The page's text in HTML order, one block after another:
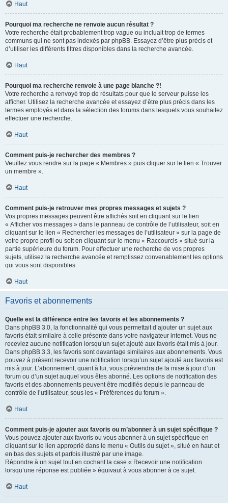
Haut
Pourquoi ma recherche ne renvoie aucun résultat ?
Votre recherche était probablement trop vague ou incluait trop de termes
communs qui ne sont pas indexés par phpBB. Essayez d’être plus précis et
d’utiliser les différents filtres disponibles dans la recherche avancée.
Haut
Pourquoi ma recherche renvoie à une page blanche ?!
Votre recherche a renvoyé trop de résultats pour que le serveur puisse les
afficher. Utilisez la recherche avancée et essayez d’être plus précis dans les
termes employés et dans la sélection des forums dans lesquels vous souhaitez
effectuer une recherche.
Haut
Comment puis-je rechercher des membres ?
Veuillez vous rendre sur la page « Membres » puis cliquer sur le lien « Trouver
un membre ».
Haut
Comment puis-je retrouver mes propres messages et sujets ?
Vos propres messages peuvent être affichés soit en cliquant sur le lien
« Afficher vos messages » dans le panneau de contrôle de l’utilisateur, soit en
cliquant sur le lien « Rechercher les messages de l’utilisateur » sur la page de
votre propre profil ou soit en cliquant sur le menu « Raccourcis » situé sur la
partie supérieure du forum. Pour effectuer une recherche de vos propres
sujets, utilisez la recherche avancée et remplissez convenablement les options
qui vous sont disponibles.
Haut
Favoris et abonnements
Quelle est la différence entre les favoris et les abonnements ?
Dans phpBB 3.0, la fonctionnalité qui vous permettait d’ajouter un sujet aux
favoris était similaire à celle présente dans votre navigateur internet. Vous ne
receviez aucune notification lorsqu’un sujet ajouté aux favoris était mis à jour.
Dans phpBB 3.3, les favoris sont davantage similaires aux abonnements. Vous
pouvez à présent recevoir une notification lorsqu’un sujet ajouté aux favoris est
mis à jour. L’abonnement, quant à lui, vous préviendra de la mise à jour d’un
forum ou d’un sujet auquel vous êtes abonné. Les options de notification des
favoris et des abonnements peuvent être modifiés depuis le panneau de
contrôle de l’utilisateur, sous les « Préférences du forum ».
Haut
Comment puis-je ajouter aux favoris ou m’abonner à un sujet spécifique ?
Vous pouvez ajouter aux favoris ou vous abonner à un sujet spécifique en
cliquant sur le lien approprié dans le menu « Outils du sujet », situé en haut et
en bas des sujets et parfois illustré par une image.
Répondre à un sujet tout en cochant la case « Recevoir une notification
lorsqu’une réponse est publiée » équivaut à vous abonner à ce sujet.
Haut